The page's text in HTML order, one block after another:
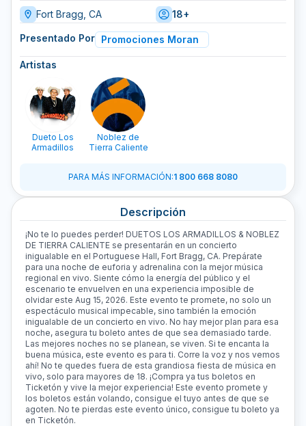
Fort Bragg, CA 18+
Presentado Por Promociones Moran
Artistas
Dueto Los
Armadillos
Noblez de
Tierra Caliente
PARA MÁS INFORMACIÓN:1 800 668 8080
Descripción
¡No te lo puedes perder! DUETOS LOS ARMADILLOS & NOBLEZ
DE TIERRA CALIENTE se presentarán en un concierto
inigualable en el Portuguese Hall, Fort Bragg, CA. Prepárate
para una noche de euforia y adrenalina con la mejor música
regional en vivo. Siente cómo la energía del público y el
escenario te envuelven en una experiencia imposible de
olvidar este Aug 15, 2026. Este evento te promete, no solo un
espectáculo musical impecable, sino también la emoción
inigualable de un concierto en vivo. No hay mejor plan para esa
noche, asegura tu boleto antes de que sea demasiado tarde.
Las mejores noches no se planean, se viven. Si te encanta la
buena música, este evento es para ti. Corre la voz y nos vemos
ahí! No te quedes fuera de esta grandiosa fiesta de música en
vivo, solo para mayores de 18. ¡Compra ya tus boletos en
Ticketón y vive la mejor experiencia! Este evento promete y
los boletos están volando, consigue el tuyo antes de que se
agoten. No te pierdas este evento único, consigue tu boleto ya
en Ticketón.